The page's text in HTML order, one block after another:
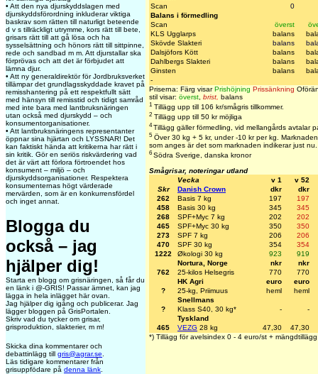
• Att den nya djurskyddslagen med
djurskyddsförordning inkluderar viktiga
baskrav som rätten till naturligt beteende
d v s tillräckligt utrymme, kors rätt till bete,
grisars rätt till att gå lösa och ha
sysselsättning och hönors rätt till sittpinne,
rede och sandbad m m. Att djurstallar ska
förprövas och att det är förbjudet att
lämna djur.
• Att ny generaldirektör för Jordbruksverket
tillämpar det grundlagsskyddade kravet på
remisshantering på ett respektfullt sätt
med hänsyn till remisstid och tidigt samråd
med inte bara med lantbruksnäringen
utan också med djurskydd – och
konsumentorganisationer.
• Att lantbruksnäringens representanter
öppnar sina hjärtan och LYSSNAR! Det
kan faktiskt hända att kritikerna har rätt i
sin kritik. Gör en seriös riskvärdering vad
det är värt att förlora förtroendet hos
konsument – miljö – och
djurskyddsorganisationer. Respektera
konsumenternas högt värderade
mervärden, som är en konkurrensfördel
och inget annat.
Blogga du
också – jag
hjälper dig!
Starta en blogg om grisnäringen, så får du
en länk i @-GRIS! Passar ämnet, kan jag
lägga in hela inlägget här ovan.
Jag hjälper dig igång och publicerar. Jag
lägger bloggen på GrisPortalen.
Skriv vad du tycker om grisar,
grisproduktion, slakterier, m m!
Skicka dina kommentarer och
debattinlägg till gris@agrar.se
Läs tidigare kommentarer från
grisuppfödare på denna länk
Scan
0
Balans i förmedling
Scan
överst
KLS Ugglarps
balans
Skövde Slakteri
balans
Dalsjöfors Kött
balans
Dahlbergs Slakteri
balans
Ginsten
balans
-
Priserna: Färg visarPrishöjning Prissänkning
stil visar: överst brist balans
1 Tillägg upp till 106 kr/smågris tillkommer.
2 Tillägg upp till 50 kr möjliga
4Tillägg gäller förmedling, vid mellangårds avtalar
5 Över 30 kg + 5 kr, under -10 kr per kg.
som anges är det som marknaden indikerar just nu.
6 Södra Sverige, danska kronor
Smågrisar, noteringar utland
Vecka
v 1
v 52
Skr
Danish Crown dkr
dkr
262
Basis 7 kg 197
197
458
Basis 30 kg 345
345
268
SPF+Myc 7 kg 202
202
465
SPF+Myc 30 kg 350
350
273
SPF 7 kg 206
206
470
SPF 30 kg 354
354
1222
Økologi 30 kg 923
919
Nortura, Norge
nkr
nkr
762
25-kilos Helsegris 770
770
HK Agri
euro
euro
?
25-kg, Priimuus heml
heml
Snellmans
?
Klass S40, 30 kg* -
-
Tyskland
465
VEZG 28 kg 47,30
47,30
*) Tillägg för avelsindex 0 - 4 euro/st +